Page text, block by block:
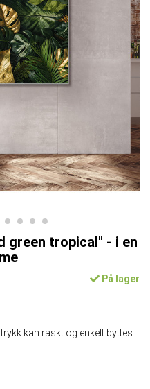
green tropical" - i en
På lager
kan raskt og enkelt byttes